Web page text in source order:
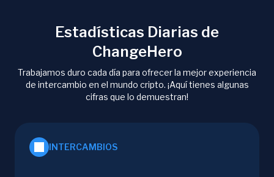
Estadísticas Diarias de
ChangeHero
Trabajamos duro cada día para ofrecer la mejor experiencia
de intercambio en el mundo cripto. ¡Aquí tienes algunas
cifras que lo demuestran!
INTERCAMBIOS